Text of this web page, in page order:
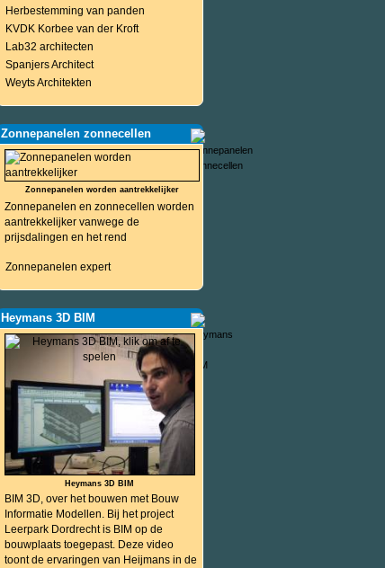
Herbestemming van panden
KVDK Korbee van der Kroft
Lab32 architecten
Spanjers Architect
Weyts Architekten
Zonnepanelen zonnecellen
Zonnepanelen worden aantrekkelijker
Zonnepanelen en zonnecellen worden
aantrekkelijker vanwege de
prijsdalingen en het rend
Zonnepanelen expert
Heymans 3D BIM
Heymans 3D BIM
BIM 3D, over het bouwen met Bouw
Informatie Modellen. Bij het project
Leerpark Dordrecht is BIM op de
bouwplaats toegepast. Deze video
toont de ervaringen van Heijmans in de